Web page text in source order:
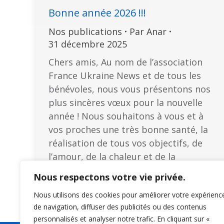
Nous respectons votre vie privée.
Nous utilisons des cookies pour améliorer votre
de navigation, diffuser des publicités ou des contenus
personnalisés et analyser notre trafic. En cliquant sur «
Bonne année 2026 !!!
Nos publications Par Anar
31 décembre 2025
Chers amis, Au nom de l’association
France Ukraine News et de tous les
bénévoles, nous vous présentons nos
plus sincères vœux pour la nouvelle
année ! Nous souhaitons à vous et à
vos proches une très bonne santé, la
réalisation de tous vos objectifs, de
l’amour, de la chaleur et de la